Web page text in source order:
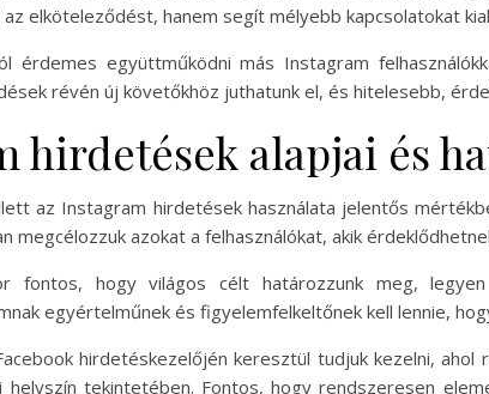
elköteleződést, hanem segít mélyebb kapcsolatokat
érdemes együttműködni más Instagram
révén új követőkhöz juthatunk el, és hitelesebb,
hirdetések alapjai és
az Instagram hirdetések használata jelentős
megcélozzuk azokat a felhasználókat, akik
fontos, hogy világos célt határozzunk meg,
egyértelműnek és figyelemfelkeltőnek kell lennie,
hirdetéskezelőjén keresztül tudjuk kezelni,
tekintetében. Fontos, hogy rendszeresen